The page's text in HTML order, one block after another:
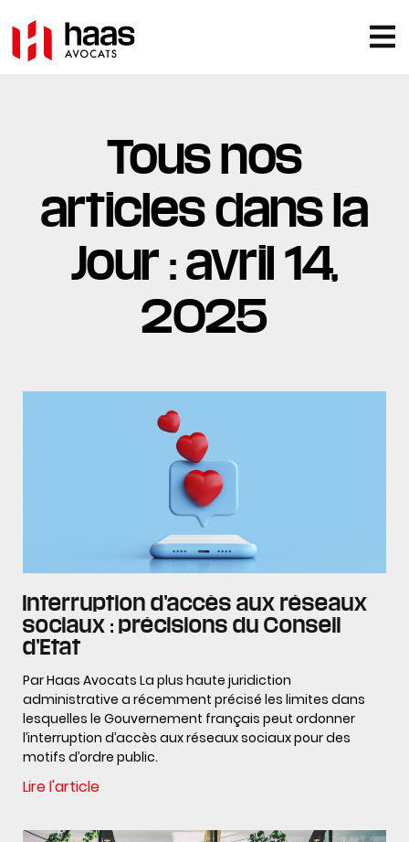
Tous nos
articles dans la
Jour : avril 14,
2025
Interruption d’accès aux réseaux
sociaux : précisions du Conseil
d’Etat
Par Haas Avocats La plus haute juridiction
administrative a récemment précisé les limites dans
lesquelles le Gouvernement français peut ordonner
l’interruption d’accès aux réseaux sociaux pour des
motifs d’ordre public.
Lire l'article